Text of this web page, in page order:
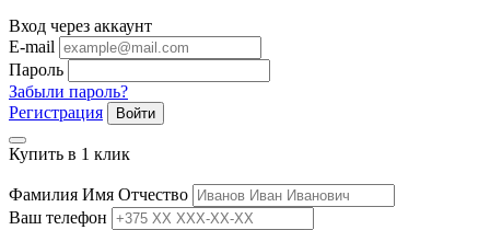
Вход через аккаунт
E-mail
Пароль
Забыли пароль?
Регистрация
Войти
Купить в 1 клик
Фамилия Имя Отчество
Ваш телефон